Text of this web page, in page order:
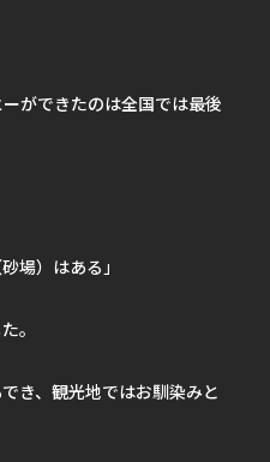
ができたのは全国では最後
場）はある」
。
き、観光地ではお馴染みと